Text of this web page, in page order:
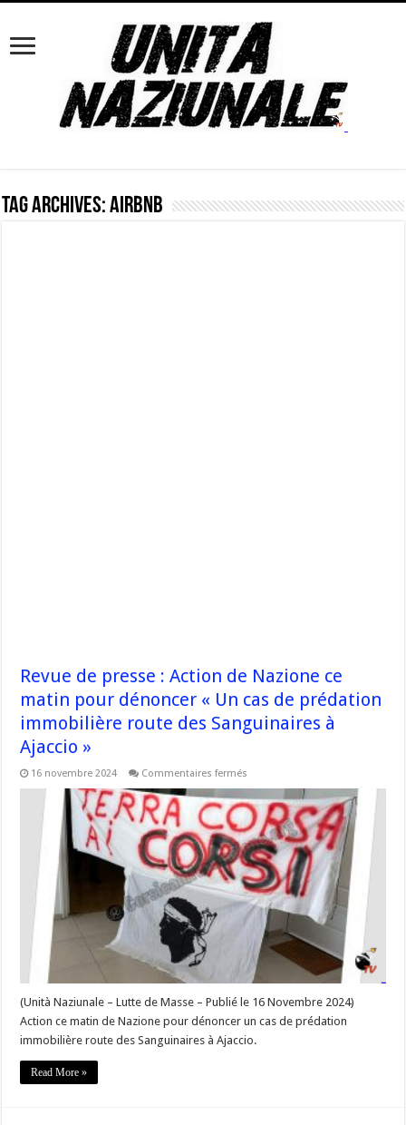
Tag Archives:Airbnb
Revue de presse : Action de Nazione ce
matin pour dénoncer « Un cas de prédation
immobilière route des Sanguinaires à
Ajaccio »
16 novembre 2024 Commentaires fermés
de
presse
:
Action
de
Nazione
ce
matin
pour
dénoncer
« Un
prédation
immobilière
route
des
Sanguinaires
à
Ajaccio »
(Unità Naziunale – Lutte de Masse – Publié le 16 Novembre 2024)
Action ce matin de Nazione pour dénoncer un cas de prédation
immobilière route des Sanguinaires à Ajaccio.
Read More »